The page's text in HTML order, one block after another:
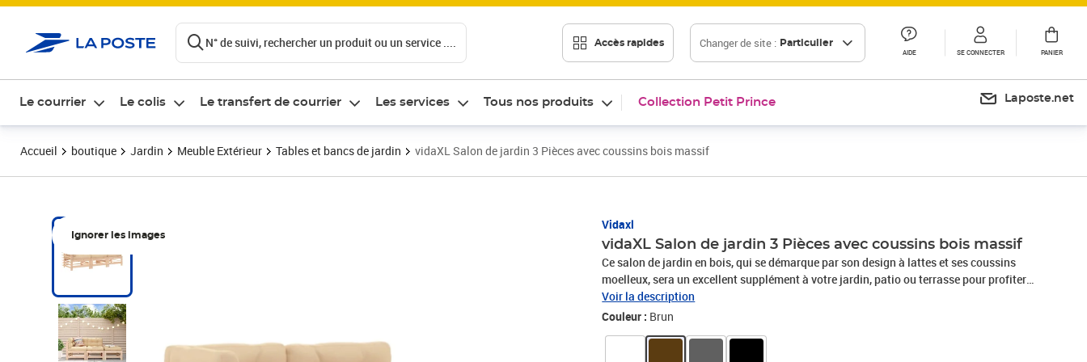
N° de suivi, rechercher un produit ou un service .... Accès rapides Changer de site : Particulier
AIDE SE CONNECTER PANIER
Le courrier Le colis Le transfert de courrier Les services Tous nos produits Collection Petit Prince Laposte.net
Accueil boutique Jardin Meuble Extérieur Tables et bancs de jardin vidaXL Salon de jardin 3 Pièces avec coussins bois massif
Ignorer les images
Vidaxl
vidaXL Salon de jardin 3 Pièces avec coussins bois massif
Ce salon de jardin en bois, qui se démarque par son design à lattes et ses coussins
moelleux, sera un excellent supplément à votre jardin, patio ou terrasse pour profiter
d'un moment agréable avec votre famille ou vos amis. Bois de pin massif : le bois de
pin massif est un matériau naturel magnifique. Le bois de pin a un grain droit et les
Voir la description
Couleur : Brun